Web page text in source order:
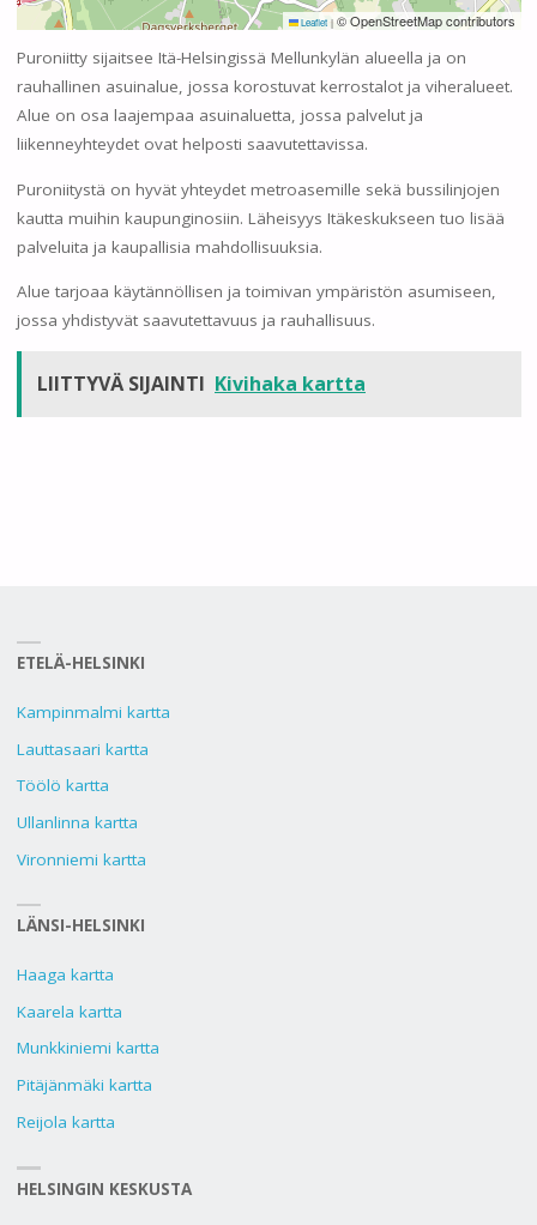
Leaflet |© OpenStreetMap contributors
Puroniitty sijaitsee Itä-Helsingissä Mellunkylän alueella ja on
rauhallinen asuinalue, jossa korostuvat kerrostalot ja viheralueet.
Alue on osa laajempaa asuinaluetta, jossa palvelut ja
liikenneyhteydet ovat helposti saavutettavissa.
Puroniitystä on hyvät yhteydet metroasemille sekä bussilinjojen
kautta muihin kaupunginosiin. Läheisyys Itäkeskukseen tuo lisää
palveluita ja kaupallisia mahdollisuuksia.
Alue tarjoaa käytännöllisen ja toimivan ympäristön asumiseen,
jossa yhdistyvät saavutettavuus ja rauhallisuus.
LIITTYVÄ SIJAINTI Kivihaka kartta
ETELÄ-HELSINKI
Kampinmalmi kartta
Lauttasaari kartta
Töölö kartta
Ullanlinna kartta
Vironniemi kartta
LÄNSI-HELSINKI
Haaga kartta
Kaarela kartta
Munkkiniemi kartta
Pitäjänmäki kartta
Reijola kartta
HELSINGIN KESKUSTA